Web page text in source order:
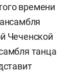
времени
Чеченской
танца